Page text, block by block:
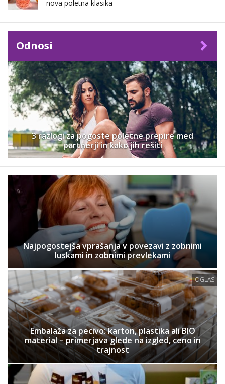
nova poletna klasika
Odnosi
3 razlogi za pogoste poletne prepire med
partnerji in kako jih rešiti
Najpogostejša vprašanja v povezavi z zobnimi
luskami in zobnimi prevlekami
OGLAS
Embalaža za pecivo: karton, plastika ali BIO
material – primerjava glede na izgled, ceno in
trajnost